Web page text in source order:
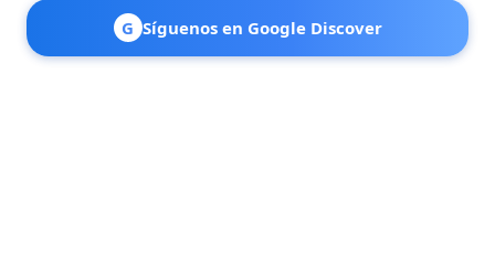
G Síguenos en Google Discover